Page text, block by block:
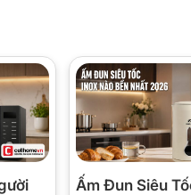
Ấm Đun Siêu